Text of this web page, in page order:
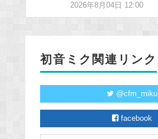
2026年8月04日 12:00
初音ミク関連リンク
@cfm_miku
facebook